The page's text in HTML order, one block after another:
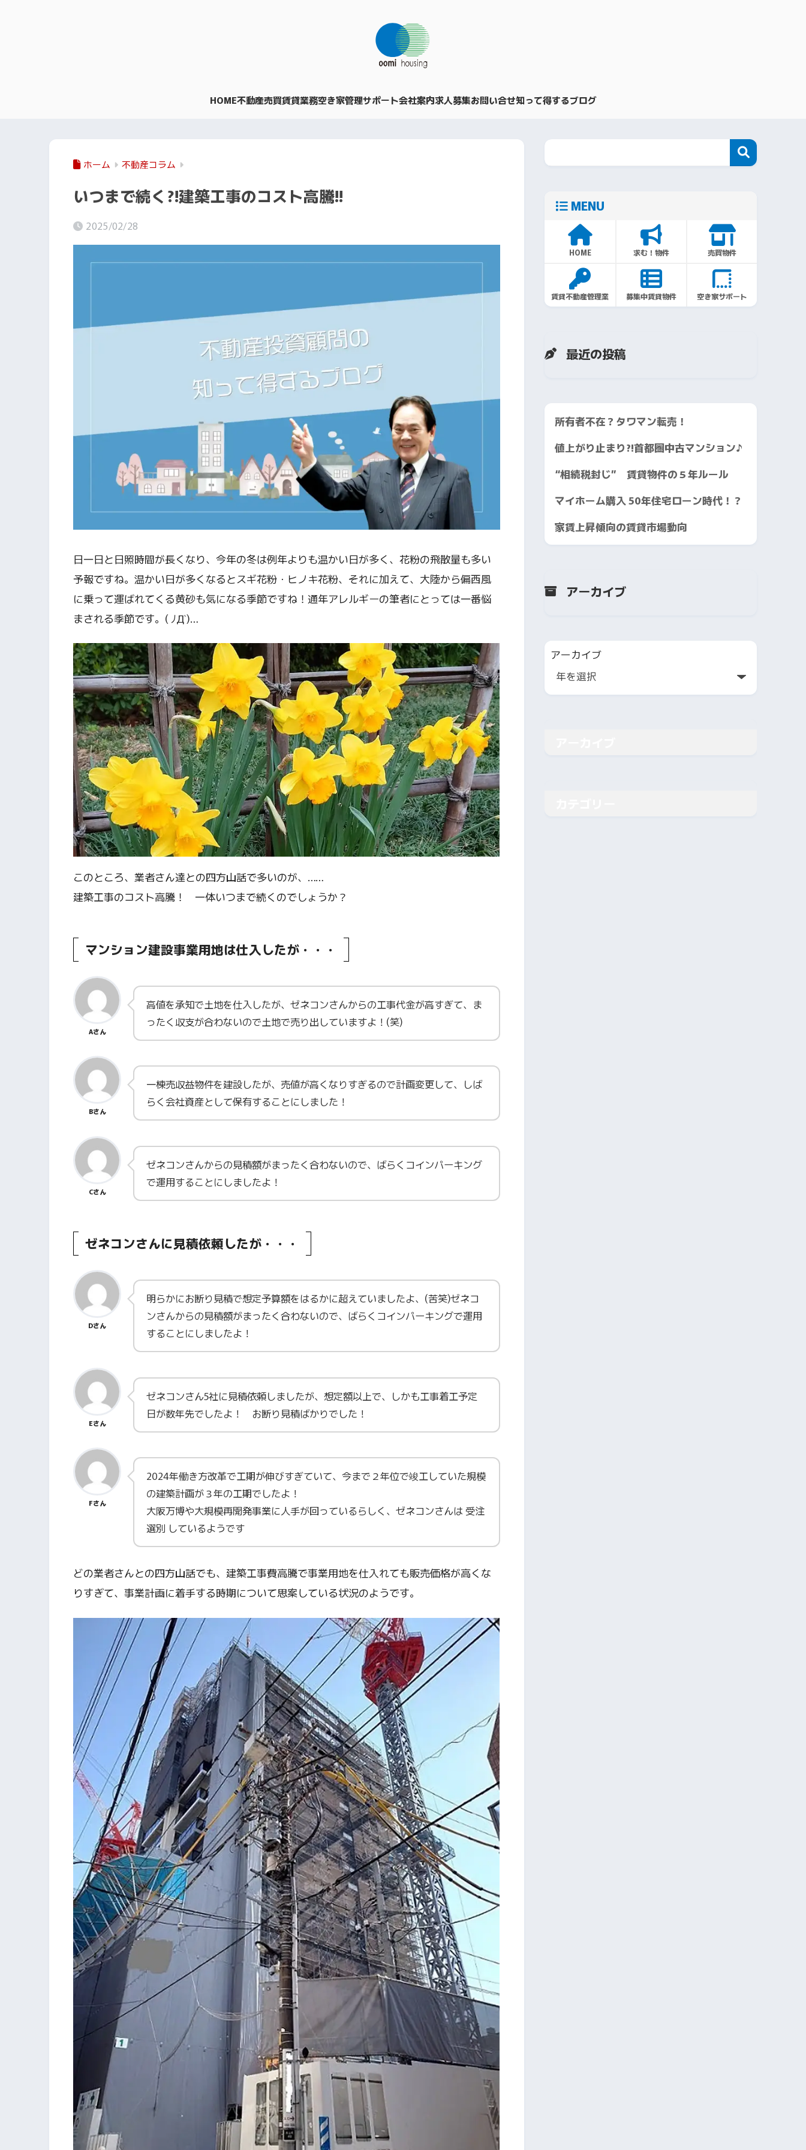
HOME不動産売買賃貸業務空き家管理サポート会社案内求人募集お問い合せ知って得するブログ
ホーム 不動産コラム
いつまで続く?!建築工事のコスト高騰!!
2025/02/28
日一日と日照時間が長くなり、今年の冬は例年よりも温かい日が多く、花粉の飛散量も多い
予報ですね。温かい日が多くなるとスギ花粉・ヒノキ花粉、それに加えて、大陸から偏西風
に乗って運ばれてくる黄砂も気になる季節ですね！通年アレルギーの筆者にとっては一番悩
まされる季節です。( ﾉД`)…
このところ、業者さん達との四方山話で多いのが、……
建築工事のコスト高騰！ 一体いつまで続くのでしょうか？
マンション建設事業用地は仕入したが・・・
Aさん
高値を承知で土地を仕入したが、ゼネコンさんからの工事代金が高すぎて、ま
ったく収支が合わないので土地で売り出していますよ！(笑)
Bさん
一棟売収益物件を建設したが、売値が高くなりすぎるので計画変更して、しば
らく会社資産として保有することにしました！
Cさん
ゼネコンさんからの見積額がまったく合わないので、ばらくコインパーキング
で運用することにしましたよ！
ゼネコンさんに見積依頼したが・・・
Dさん
明らかにお断り見積で想定予算額をはるかに超えていましたよ、(苦笑)ゼネコ
ンさんからの見積額がまったく合わないので、ばらくコインパーキングで運用
することにしましたよ！
Eさん
ゼネコンさん5社に見積依頼しましたが、想定額以上で、しかも工事着工予定
日が数年先でしたよ！ お断り見積ばかりでした！
Fさん
2024年働き方改革で工期が伸びすぎていて、今まで２年位で竣工していた規模
の建築計画が３年の工期でしたよ！
大阪万博や大規模再開発事業に人手が回っているらしく、ゼネコンさんは 受注
選別 しているようです
どの業者さんとの四方山話でも、建築工事費高騰で事業用地を仕入れても販売価格が高くな
りすぎて、事業計画に着手する時期について思案している状況のようです。
MENU
HOME 求む！物件 売買物件
賃貸不動産管理業 募集中賃貸物件 空き家サポート
最近の投稿
所有者不在？タワマン転売！
値上がり止まり?!首都圏中古マンション♪
“相続税封じ” 賃貸物件の５年ルール
マイホーム購入 50年住宅ローン時代！？
家賃上昇傾向の賃貸市場動向
アーカイブ
アーカイブ